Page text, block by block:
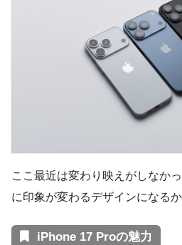
ここ最近は変わり映えがしなか
に印象が変わるデザインになるか
iPhone 17 Proの魅力